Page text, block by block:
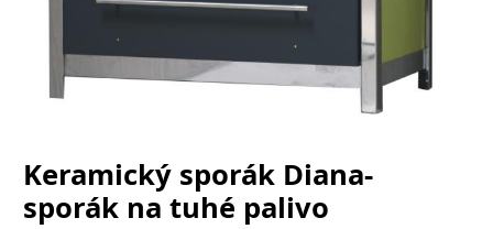
Keramický sporák Diana-
sporák na tuhé palivo